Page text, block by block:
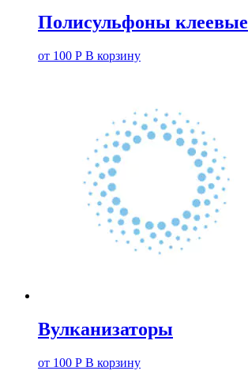
Полисульфоны клеевые
от 100 Р В корзину
Вулканизаторы
от 100 Р В корзину